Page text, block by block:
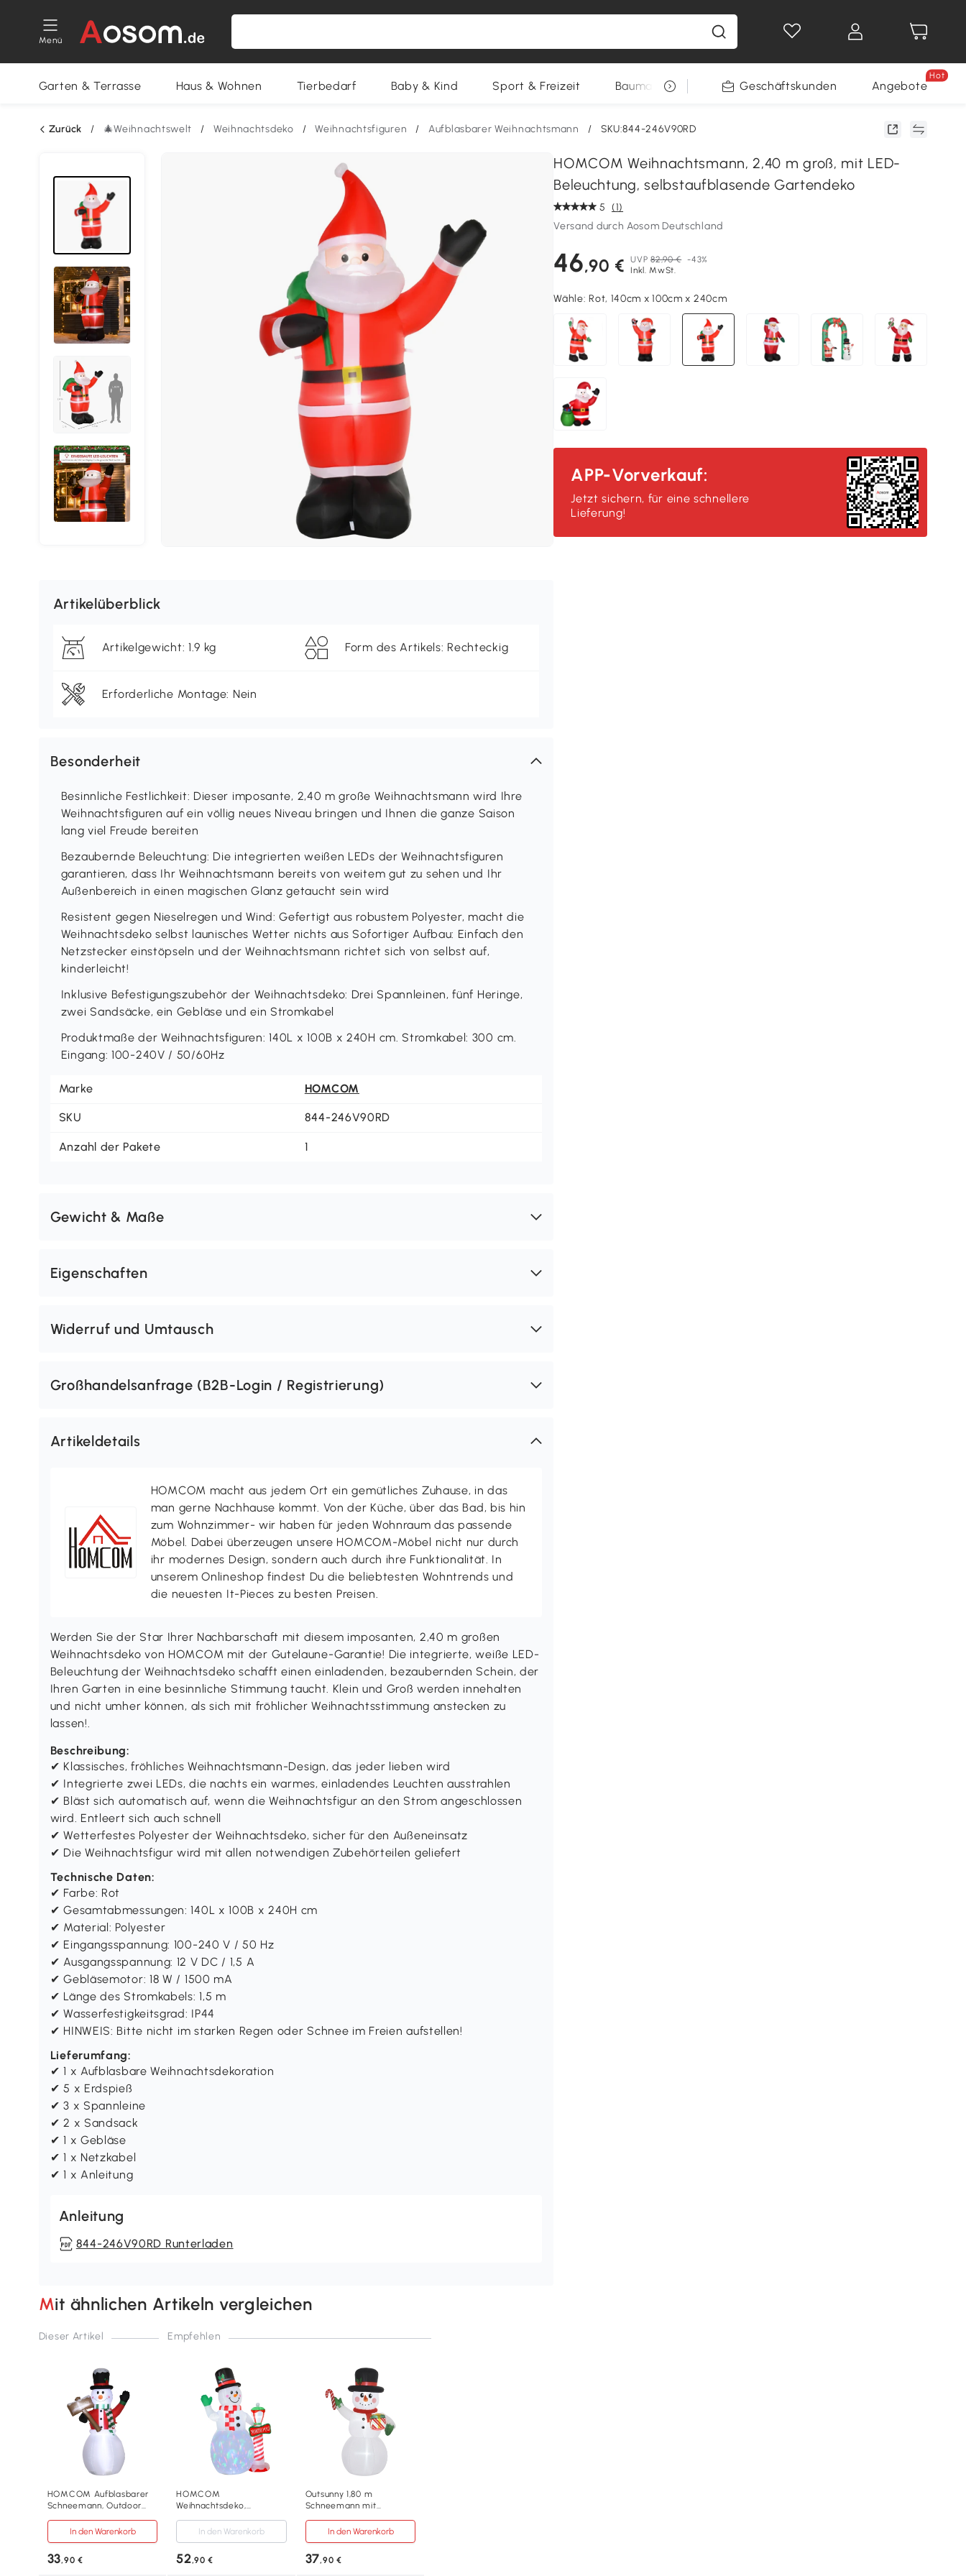
Menü
Gewinnspiele
Garten & Terrasse Haus & Wohnen Tierbedarf Baby & Kind Sport & Freizeit Baumarkt RestpostenGeschäftskunden Angebote
Hot
Zurück / 🎄Weihnachtswelt / Weihnachtsdeko / Weihnachtsfiguren / Aufblasbarer Weihnachtsmann / SKU:844-246V90RD
HOMCOM Weihnachtsmann, 2,40 m groß, mit LED-
Beleuchtung, selbstaufblasende Gartendeko
5 (1)
Versand durch Aosom Deutschland
46,90 € UVP 82,90 € -43%
Inkl. MwSt.
Wähle:Rot, 140cm x 100cm x 240cm
APP-Vorverkauf:
Jetzt sichern, für eine schnellere
Lieferung!
Artikelüberblick
Artikelgewicht: 1.9 kg Form des Artikels: Rechteckig
Erforderliche Montage: Nein
Besonderheit
Besinnliche Festlichkeit: Dieser imposante, 2,40 m große Weihnachtsmann wird Ihre
Weihnachtsfiguren auf ein völlig neues Niveau bringen und Ihnen die ganze Saison
lang viel Freude bereiten
Bezaubernde Beleuchtung: Die integrierten weißen LEDs der Weihnachtsfiguren
garantieren, dass Ihr Weihnachtsmann bereits von weitem gut zu sehen und Ihr
Außenbereich in einen magischen Glanz getaucht sein wird
Resistent gegen Nieselregen und Wind: Gefertigt aus robustem Polyester, macht die
Weihnachtsdeko selbst launisches Wetter nichts aus Sofortiger Aufbau: Einfach den
Netzstecker einstöpseln und der Weihnachtsmann richtet sich von selbst auf,
kinderleicht!
Inklusive Befestigungszubehör der Weihnachtsdeko: Drei Spannleinen, fünf Heringe,
zwei Sandsäcke, ein Gebläse und ein Stromkabel
Produktmaße der Weihnachtsfiguren: 140L x 100B x 240H cm. Stromkabel: 300 cm.
Eingang: 100-240V / 50/60Hz
Marke HOMCOM
SKU 844-246V90RD
Anzahl der Pakete 1
Gewicht & Maße
Eigenschaften
Widerruf und Umtausch
Großhandelsanfrage (B2B-Login / Registrierung)
Artikeldetails
HOMCOM macht aus jedem Ort ein gemütliches Zuhause, in das
man gerne Nachhause kommt. Von der Küche, über das Bad, bis hin
zum Wohnzimmer- wir haben für jeden Wohnraum das passende
Möbel. Dabei überzeugen unsere HOMCOM-Möbel nicht nur durch
ihr modernes Design, sondern auch durch ihre Funktionalität. In
unserem Onlineshop findest Du die beliebtesten Wohntrends und
die neuesten It-Pieces zu besten Preisen.
Werden Sie der Star Ihrer Nachbarschaft mit diesem imposanten, 2,40 m großen
Weihnachtsdeko von HOMCOM mit der Gutelaune-Garantie! Die integrierte, weiße LED-
Beleuchtung der Weihnachtsdeko schafft einen einladenden, bezaubernden Schein, der
Ihren Garten in eine besinnliche Stimmung taucht. Klein und Groß werden innehalten
und nicht umher können, als sich mit fröhlicher Weihnachtsstimmung anstecken zu
lassen!.
Beschreibung:
✔ Klassisches, fröhliches Weihnachtsmann-Design, das jeder lieben wird
✔ Integrierte zwei LEDs, die nachts ein warmes, einladendes Leuchten ausstrahlen
✔ Bläst sich automatisch auf, wenn die Weihnachtsfigur an den Strom angeschlossen
wird. Entleert sich auch schnell
✔ Wetterfestes Polyester der Weihnachtsdeko, sicher für den Außeneinsatz
✔ Die Weihnachtsfigur wird mit allen notwendigen Zubehörteilen geliefert
Technische Daten:
✔ Farbe: Rot
✔ Gesamtabmessungen: 140L x 100B x 240H cm
✔ Material: Polyester
✔ Eingangsspannung: 100-240 V / 50 Hz
✔ Ausgangsspannung: 12 V DC / 1,5 A
✔ Gebläsemotor: 18 W / 1500 mA
✔ Länge des Stromkabels: 1,5 m
✔ Wasserfestigkeitsgrad: IP44
✔ HINWEIS: Bitte nicht im starken Regen oder Schnee im Freien aufstellen!
Lieferumfang:
✔ 1 x Aufblasbare Weihnachtsdekoration
✔ 5 x Erdspieß
✔ 3 x Spannleine
✔ 2 x Sandsack
✔ 1 x Gebläse
✔ 1 x Netzkabel
✔ 1 x Anleitung
Anleitung
844-246V90RD Runterladen
Mit ähnlichen Artikeln vergleichen
Dieser Artikel
HOMCOM Aufblasbarer
Schneemann, Outdoor
1,80 m, Santa Claus, inkl.
Gebläse, Mehrfarbig
In den Warenkorb
33,90 €
Empfehlen
HOMCOM
Weihnachtsdeko,
Schneemann, 2,4 m, LED-
Beleuchtung, Gebläse,
Weiß
In den Warenkorb
52,90 €
Outsunny 1,80 m
Schneemann mit
Geschenk,
selbstaufblasbar, LEDs,
wetterfest
In den Warenkorb
37,90 €